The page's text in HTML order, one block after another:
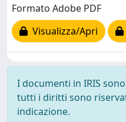
Formato Adobe PDF
Visualizza/Apri
I documenti in IRIS
tutti i diritti sono
indicazione.